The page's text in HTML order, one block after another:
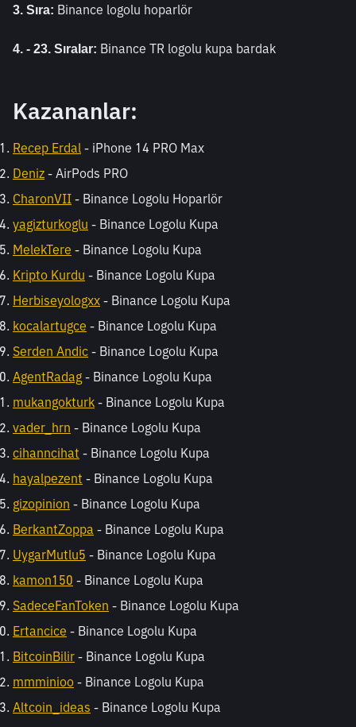
3. Sıra: Binance logolu hoparlör
4. - 23. Sıralar: Binance TR logolu kupa bardak
Kazananlar:
Recep Erdal - iPhone 14 PRO Max
Deniz - AirPods PRO
CharonVII - Binance Logolu Hoparlör
yagizturkoglu - Binance Logolu Kupa
MelekTere - Binance Logolu Kupa
Kripto Kurdu - Binance Logolu Kupa
Herbiseyologxx - Binance Logolu Kupa
kocalartugce - Binance Logolu Kupa
Serden Andic - Binance Logolu Kupa
AgentRadag - Binance Logolu Kupa
mukangokturk - Binance Logolu Kupa
vader_hrn - Binance Logolu Kupa
cihanncihat - Binance Logolu Kupa
hayalpezent - Binance Logolu Kupa
gizopinion - Binance Logolu Kupa
BerkantZoppa - Binance Logolu Kupa
UygarMutlu5 - Binance Logolu Kupa
kamon150 - Binance Logolu Kupa
SadeceFanToken - Binance Logolu Kupa
Ertancice - Binance Logolu Kupa
BitcoinBilir - Binance Logolu Kupa
mmminioo - Binance Logolu Kupa
Altcoin_ideas - Binance Logolu Kupa